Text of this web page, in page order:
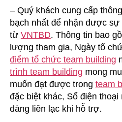
– Quý khách cung cấp
bạch nhất để nhận được
từ VNTBD. Thông tin bao
lượng tham gia, Ngày tổ
điểm tổ chức team building
trình team building mong
muốn đạt được trong team
đặc biệt khác, Số điện
dàng liên lạc khi hỗ trợ.